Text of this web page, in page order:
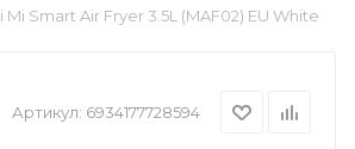
Smart Air Fryer 3.5L (MAF02) EU White
Артикул: 6934177728594